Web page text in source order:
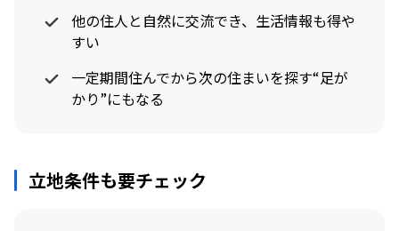
他の住人と自然に交流でき、生活情報も得や
すい
一定期間住んでから次の住まいを探す“足が
かり”にもなる
立地条件も要チェック